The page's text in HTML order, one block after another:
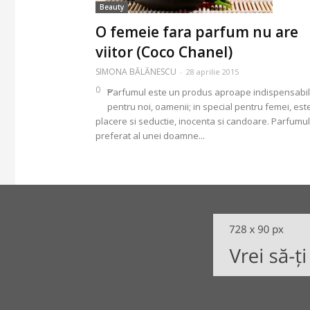
Beauty
O femeie fara parfum nu are
viitor (Coco Chanel)
SIMONA BĂLĂNESCU - 28 aprilie 2015
0 Parfumul este un produs aproape indispensabil
pentru noi, oamenii; in special pentru femei,
placere si seductie, inocenta si candoare. Parfumul
preferat al unei doamne...